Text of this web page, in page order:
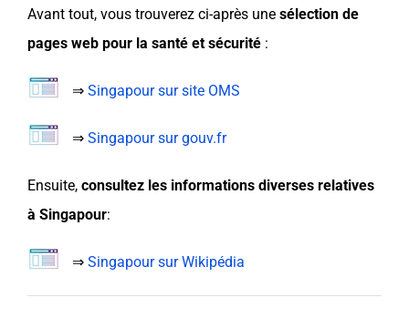
Avant tout, vous trouverez ci-après une sélection de
pages web pour la santé et sécurité :
⇒ Singapour sur site OMS
⇒ Singapour sur gouv.fr
Ensuite, consultez les informations diverses relatives
à Singapour:
⇒ Singapour sur Wikipédia